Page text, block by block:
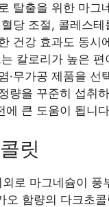
탈출을 위한 마그
당 조절, 콜레스테
건강 효과도 동시
칼로리가 높은 편
·무가공 제품을 선
량을 꾸준히 섭취
에 큰 도움이 됩니
릿
로 마그네슘이 풍
오 함량의 다크초